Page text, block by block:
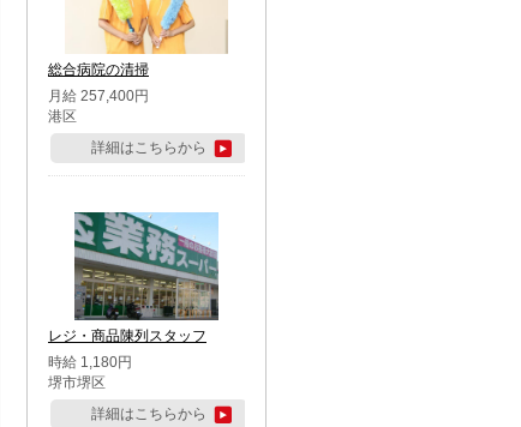
総合病院の清掃
月給 257,400円
港区
詳細はこちらから
レジ・商品陳列スタッフ
時給 1,180円
堺市堺区
詳細はこちらから